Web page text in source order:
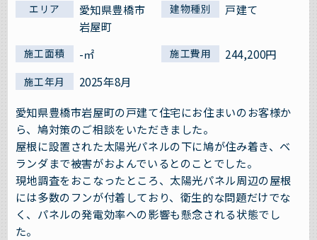
エリア
愛知県豊橋市
岩屋町
建物種別 戸建て
施工面積 -㎡ 施工費用 244,200円
施工年月
2025年8月
愛知県豊橋市岩屋町の戸建て住宅にお住まいのお客様か
ら、鳩対策のご相談をいただきました。
屋根に設置された太陽光パネルの下に鳩が住み着き、ベ
ランダまで被害がおよんでいるとのことでした。
現地調査をおこなったところ、太陽光パネル周辺の屋根
には多数のフンが付着しており、衛生的な問題だけでな
く、パネルの発電効率への影響も懸念される状態でし
た。